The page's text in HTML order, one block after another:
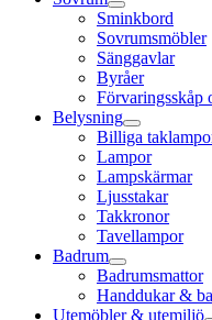
Sminkbord
Sovrumsmöbler
Sänggavlar
Byråer
Förvaringsskåp
Belysning
Billiga
Lampor
Lampskärmar
Ljusstakar
Takkronor
Tavellampor
Badrum
Badrumsmattor
Handdukar &
Utemöbler & utemiljö